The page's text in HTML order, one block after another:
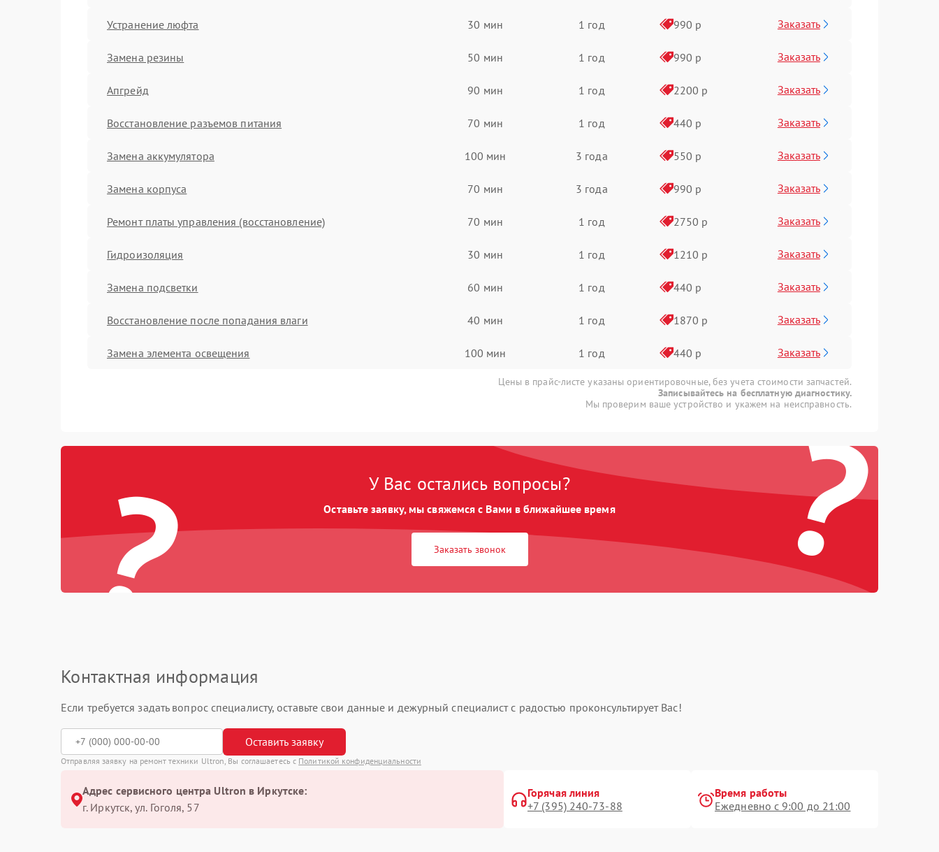
Устранение люфта 30 мин 1 год 990 р Заказать
Замена резины 50 мин 1 год 990 р Заказать
Апгрейд 90 мин 1 год 2200 р Заказать
Восстановление разъемов питания 70 мин 1 год 440 р Заказать
Замена аккумулятора 100 мин 3 года 550 р Заказать
Замена корпуса 70 мин 3 года 990 р Заказать
Ремонт платы управления (восстановление) 70 мин 1 год 2750 р Заказать
Гидроизоляция 30 мин 1 год 1210 р Заказать
Замена подсветки 60 мин 1 год 440 р Заказать
Восстановление после попадания влаги 40 мин 1 год 1870 р Заказать
Замена элемента освещения 100 мин 1 год 440 р Заказать
Цены в прайс-листе указаны ориентировочные, без учета стоимости запчастей.
Записывайтесь на бесплатную диагностику.
Мы проверим ваше устройство и укажем на неисправность.
? ?
У Вас остались вопросы?
Оставьте заявку, мы свяжемся с Вами в ближайшее время
Заказать звонок
Контактная информация
Если требуется задать вопрос специалисту, оставьте свои данные и дежурный специалист с радостью проконсультирует Вас!
Оставить заявку
Отправляя заявку на ремонт техники Ultron, Вы соглашаетесь с Политикой конфиденциальности
Адрес сервисного центра Ultron в Иркутске:
г. Иркутск, ул. ​Гоголя, 57
Горячая линия
+7 (395) 240-73-88
Время работы
Ежедневно с 9:00 до 21:00